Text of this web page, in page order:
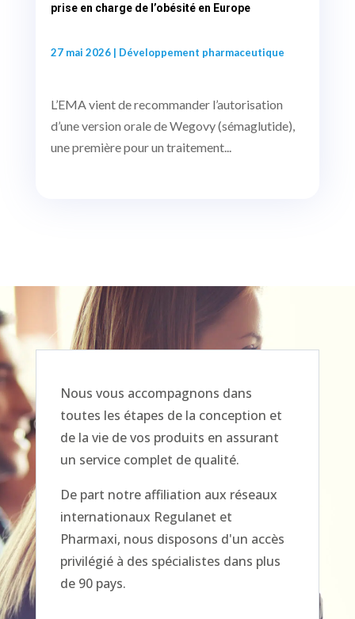
prise en charge de l’obésité en Europe
27 mai 2026| Développement pharmaceutique
L’EMA vient de recommander l’autorisation
d’une version orale de Wegovy (sémaglutide),
une première pour un traitement...
Nous vous accompagnons dans
toutes les étapes de la conception et
de la vie de vos produits en assurant
un service complet de qualité.
De part notre affiliation aux réseaux
internationaux Regulanet et
Pharmaxi, nous disposons d'un accès
privilégié à des spécialistes dans plus
de 90 pays.